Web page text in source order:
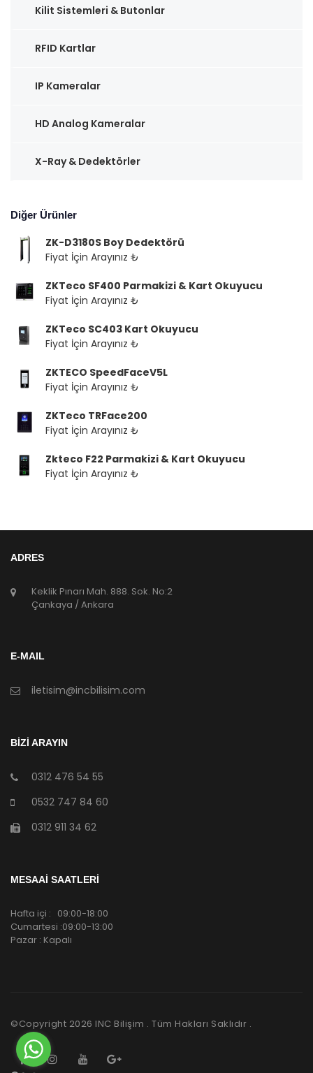
Kilit Sistemleri & Butonlar
RFID Kartlar
IP Kameralar
HD Analog Kameralar
X-Ray & Dedektörler
Diğer Ürünler
ZK-D3180S Boy Dedektörü
Fiyat İçin Arayınız ₺
ZKTeco SF400 Parmakizi & Kart Okuyucu
Fiyat İçin Arayınız ₺
ZKTeco SC403 Kart Okuyucu
Fiyat İçin Arayınız ₺
ZKTECO SpeedFaceV5L
Fiyat İçin Arayınız ₺
ZKTeco TRFace200
Fiyat İçin Arayınız ₺
Zkteco F22 Parmakizi & Kart Okuyucu
Fiyat İçin Arayınız ₺
ADRES
Keklik Pınarı Mah. 888. Sok. No:2
Çankaya / Ankara
E-MAIL
iletisim@incbilisim.com
BİZİ ARAYIN
0312 476 54 55
0532 747 84 60
0312 911 34 62
MESAAİ SAATLERİ
Hafta içi : 09:00-18:00
Cumartesi :09:00-13:00
Pazar : Kapalı
©Copyright 2026 INC Bilişim . Tüm Hakları Saklıdır .